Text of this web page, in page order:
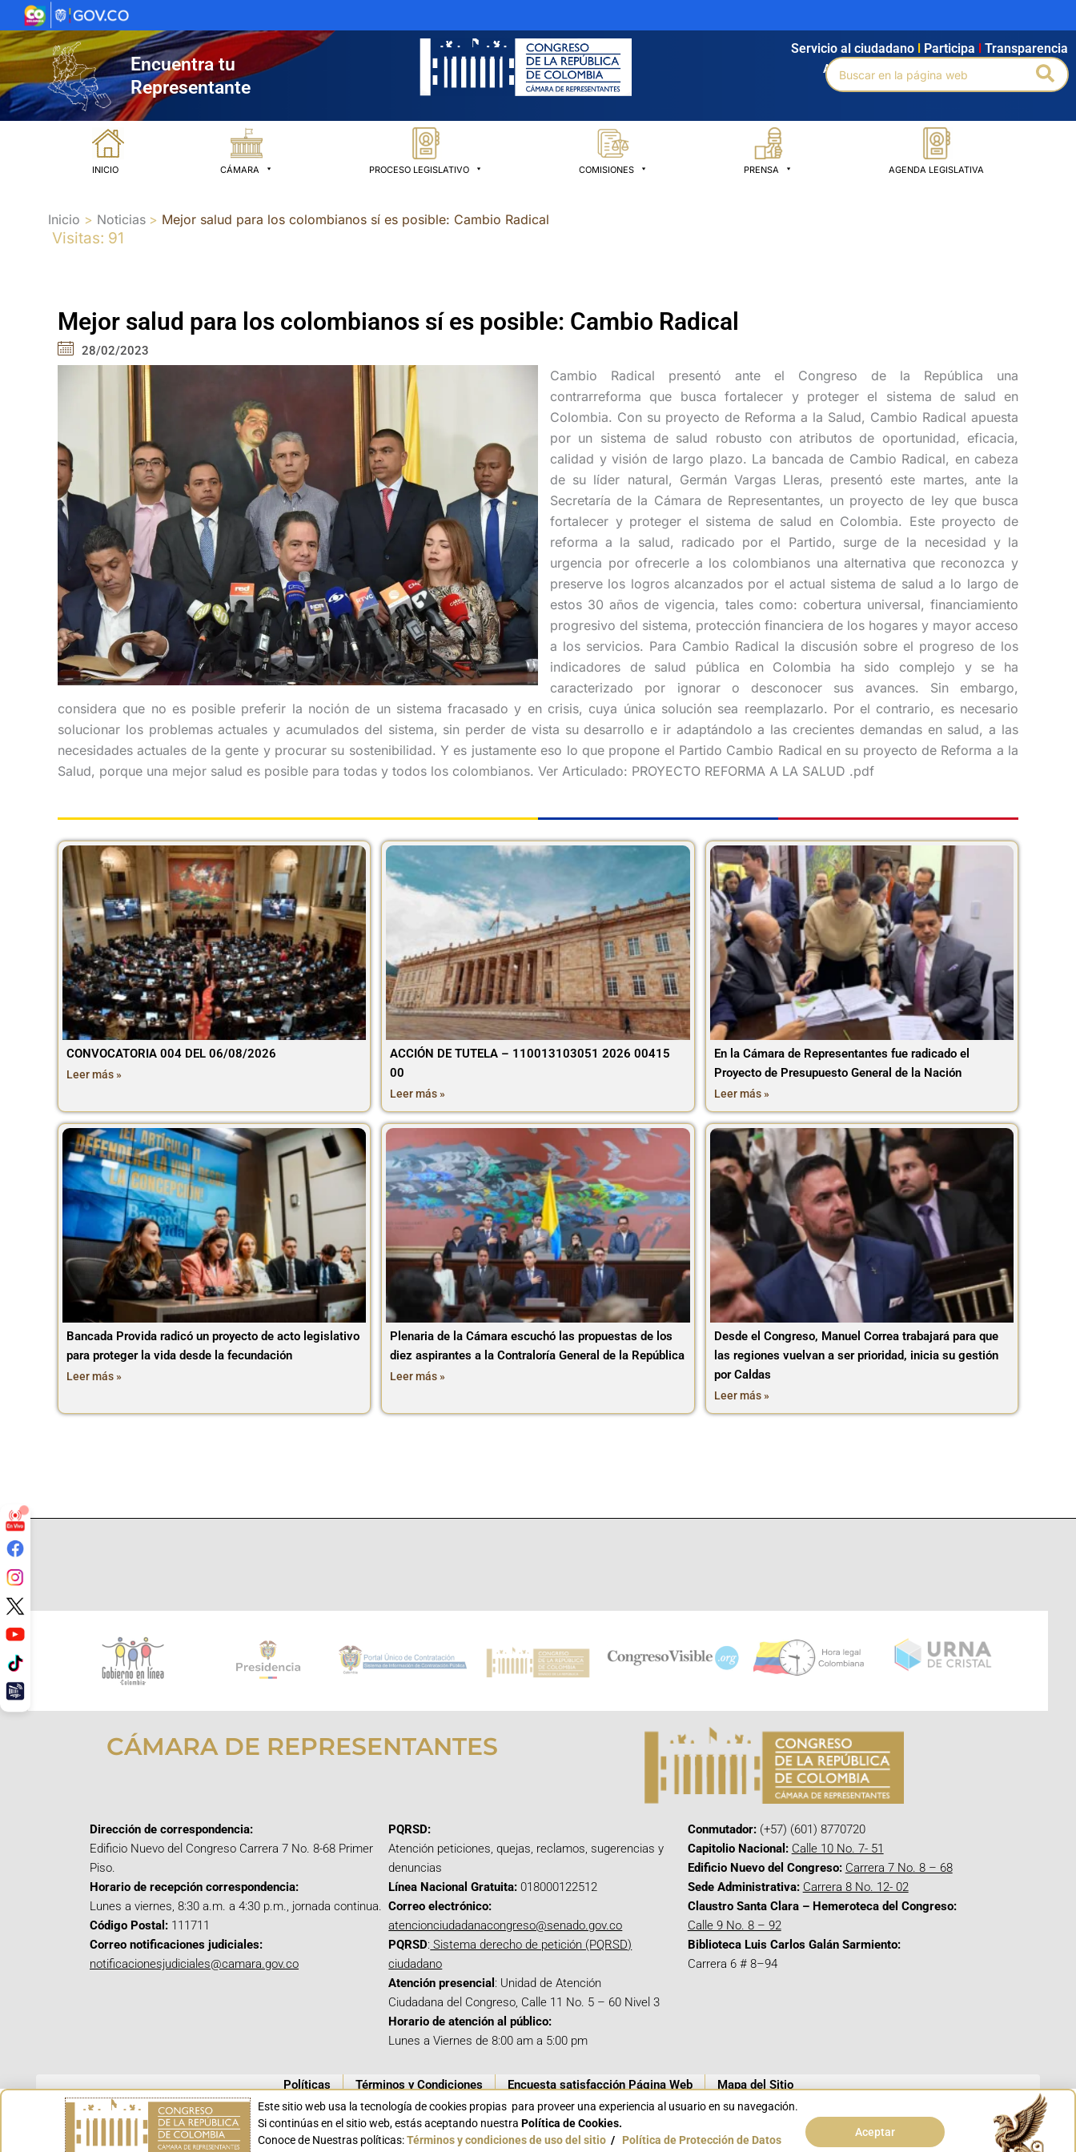
al
contenido
Encuentra tu
Representante
Agendamiento Intranet Búsqueda avanzada
Servicio al ciudadano Participa Transparencia
Buscar
por:
INICIO CÁMARA PROCESO LEGISLATIVO COMISIONES PRENSA AGENDA LEGISLATIVA
Inicio Noticias Mejor salud para los colombianos sí es posible: Cambio Radical
Visitas: 91
Mejor salud para los colombianos sí es posible: Cambio Radical
28/02/2023
Cambio Radical presentó ante el Congreso de la República una
contrarreforma que busca fortalecer y proteger el sistema de salud en
Colombia. Con su proyecto de Reforma a la Salud, Cambio Radical apuesta
por un sistema de salud robusto con atributos de oportunidad, eficacia,
calidad y visión de largo plazo. La bancada de Cambio Radical, en cabeza
de su líder natural, Germán Vargas Lleras, presentó este martes, ante la
Secretaría de la Cámara de Representantes, un proyecto de ley que busca
fortalecer y proteger el sistema de salud en Colombia. Este proyecto de
reforma a la salud, radicado por el Partido, surge de la necesidad y la
urgencia por ofrecerle a los colombianos una alternativa que reconozca y
preserve los logros alcanzados por el actual sistema de salud a lo largo de
estos 30 años de vigencia, tales como: cobertura universal, financiamiento
progresivo del sistema, protección financiera de los hogares y mayor acceso
a los servicios. Para Cambio Radical la discusión sobre el progreso de los
indicadores de salud pública en Colombia ha sido complejo y se ha
caracterizado por ignorar o desconocer sus avances. Sin embargo,
considera que no es posible preferir la noción de un sistema fracasado y en crisis, cuya única solución sea reemplazarlo. Por el contrario, es necesario
solucionar los problemas actuales y acumulados del sistema, sin perder de vista su desarrollo e ir adaptándolo a las crecientes demandas en salud, a las
necesidades actuales de la gente y procurar su sostenibilidad. Y es justamente eso lo que propone el Partido Cambio Radical en su proyecto de Reforma a la
Salud, porque una mejor salud es posible para todas y todos los colombianos. Ver Articulado: PROYECTO REFORMA A LA SALUD .pdf
CONVOCATORIA 004 DEL 06/08/2026
Leer más »
ACCIÓN DE TUTELA – 110013103051 2026 00415
00
Leer más »
En la Cámara de Representantes fue radicado el
Proyecto de Presupuesto General de la Nación
Leer más »
Bancada Provida radicó un proyecto de acto legislativo
para proteger la vida desde la fecundación
Leer más »
Plenaria de la Cámara escuchó las propuestas de los
diez aspirantes a la Contraloría General de la República
Leer más »
Desde el Congreso, Manuel Correa trabajará para que
las regiones vuelvan a ser prioridad, inicia su gestión
por Caldas
Leer más »
CÁMARA DE REPRESENTANTES
Dirección de correspondencia:
Edificio Nuevo del Congreso Carrera 7 No. 8-68 Primer
Piso.
Horario de recepción correspondencia:
Lunes a viernes, 8:30 a.m. a 4:30 p.m., jornada continua.
Código Postal: 111711
Correo notificaciones judiciales:
notificacionesjudiciales@camara.gov.co
PQRSD:
Atención peticiones, quejas, reclamos, sugerencias y
denuncias
Línea Nacional Gratuita: 018000122512
Correo electrónico:
atencionciudadanacongreso@senado.gov.co
PQRSD: Sistema derecho de petición (PQRSD)
ciudadano
Atención presencial : Unidad de Atención
Ciudadana del Congreso, Calle 11 No. 5 – 60 Nivel 3
Horario de atención al público:
Lunes a Viernes de 8:00 am a 5:00 pm
Conmutador:(+57) (601) 8770720
Capitolio Nacional: Calle 10 No. 7- 51
Edificio Nuevo del Congreso: Carrera 7 No. 8 – 68
Sede Administrativa: Carrera 8 No. 12- 02
Claustro Santa Clara – Hemeroteca del Congreso:
Calle 9 No. 8 – 92
Biblioteca Luis Carlos Galán Sarmiento:
Carrera 6 # 8–94
Políticas Términos y Condiciones Encuesta satisfacción Página Web Mapa del Sitio
Este sitio web usa la tecnología de cookies propias para proveer una experiencia al usuario en su navegación.
Si continúas en el sitio web, estás aceptando nuestra Política de Cookies.
Conoce de Nuestras políticas:Términos y condiciones de uso del sitio/ Política de Protección de Datos
Aceptar